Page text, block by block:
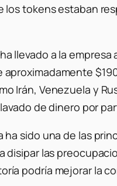
los tokens estaban
llevado a la
Irán, Venezuela y
de dinero por
sido una de las
las
podría mejorar la